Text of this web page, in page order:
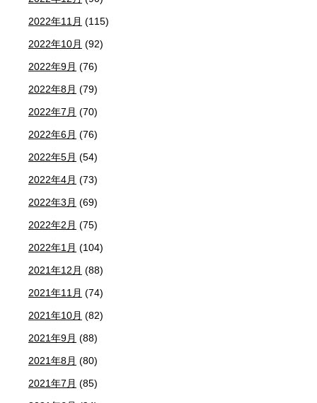
2022年11月 (115)
2022年10月 (92)
2022年9月 (76)
2022年8月 (79)
2022年7月 (70)
2022年6月 (76)
2022年5月 (54)
2022年4月 (73)
2022年3月 (69)
2022年2月 (75)
2022年1月 (104)
2021年12月 (88)
2021年11月 (74)
2021年10月 (82)
2021年9月 (88)
2021年8月 (80)
2021年7月 (85)